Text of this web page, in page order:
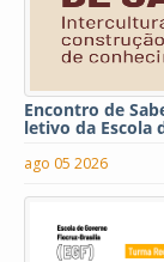
Encontro de
letivo da Escola
ago 05 2026